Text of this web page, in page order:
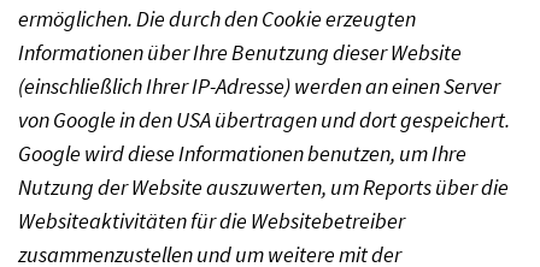
ermöglichen. Die durch den Cookie erzeugten
Informationen über Ihre Benutzung dieser Website
(einschließlich Ihrer IP-Adresse) werden an einen Server
von Google in den USA übertragen und dort gespeichert.
Google wird diese Informationen benutzen, um Ihre
Nutzung der Website auszuwerten, um Reports über die
Websiteaktivitäten für die Websitebetreiber
zusammenzustellen und um weitere mit der